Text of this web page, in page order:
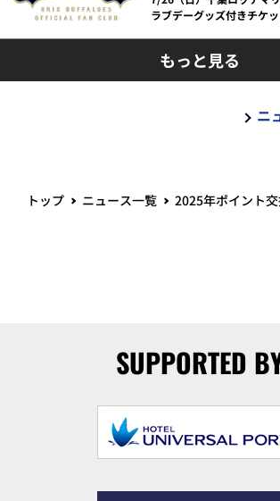
ラブデーグッズ付きチケ
もっと見る
ニ
トップ ニュース一覧 2025年ポイント
SUPPORTED